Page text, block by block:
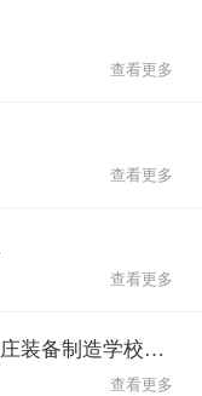
查看更多
查看更多
查看更多
“颜值”提高，“装备”升级 ——石家庄装备制造学校展新颜
查看更多